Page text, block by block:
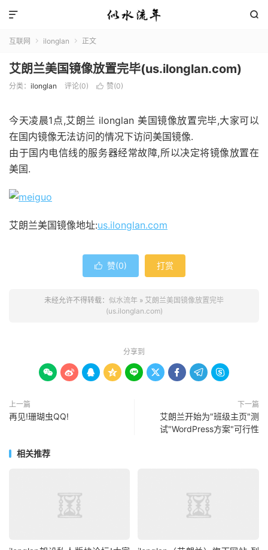


互联网  ilonglan  正文
艾朗兰美国镜像放置完毕(us.ilonglan.com)
分类： ilonglan 评论(0)  赞(0)
今天凌晨1点,艾朗兰 ilonglan 美国镜像放置完毕,大家可以
在国内镜像无法访问的情况下访问美国镜像.
由于国内电信线的服务器经常故障,所以决定将镜像放置在
美国.
艾朗兰美国镜像地址:us.ilonglan.com
 赞(0) 打赏
未经允许不得转载： 似水流年 » 艾朗兰美国镜像放置完毕
(us.ilonglan.com)
分享到
        
上一篇
再见!珊瑚虫QQ!
下一篇
艾朗兰开始为"班级主页"测
试"WordPress方案"可行性
相关推荐